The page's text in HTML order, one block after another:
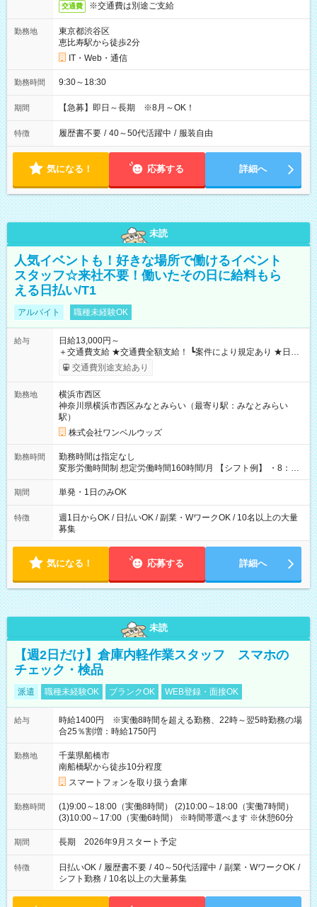
交通費 ※交通費は別途ご支給
勤務地
東京都渋谷区
恵比寿駅から徒歩2分
IT・Web・通信
勤務時間 9:30～18:30
期間 【急募】即日～長期 ※8月～OK！
特徴 履歴書不要 / 40～50代活躍中 / 服装自由
気になる！ 応募する 詳細へ
未読
人気イベントも！好きな場所で働けるイベント
スタッフ☆来社不要！働いたその日に給料もら
える日払い/T1
アルバイト 職種未経験OK
給与
日給13,000円～
＋交通費支給 ★交通費全額支給！ ┗案件により規定あり ★日払
いOK！（規定あり） ┗働いたその日に現金GET♪ お仕事後はコ
ンビニATMから 日払い分を引き落とせます！ 【試用期間】試
交通費別途支給あり
勤務地
横浜市西区
神奈川県横浜市西区みなとみらい（最寄り駅：みなとみらい
駅）
株式会社ワンベルウッズ
勤務時間
勤務時間は指定なし
変形労働時間制 想定労働時間160時間/月 【シフト例】 ・8：00
～21：00
期間 単発・1日のみOK
特徴
週1日からOK / 日払いOK / 副業・WワークOK / 10名以上の大量
募集
気になる！ 応募する 詳細へ
未読
【週2日だけ】倉庫内軽作業スタッフ スマホの
チェック・検品
派遣 職種未経験OK ブランクOK WEB登録・面接OK
給与
時給1400円 ※実働8時間を超える勤務、22時～翌5時勤務の場
合25％割増：時給1750円
勤務地
千葉県船橋市
南船橋駅から徒歩10分程度
スマートフォンを取り扱う倉庫
勤務時間
(1)9:00～18:00（実働8時間） (2)10:00～18:00（実働7時間）
(3)10:00～17:00（実働6時間） ※時間帯選べます ※休憩60分
期間 長期 2026年9月スタート予定
特徴 日払いOK / 履歴書不要 / 40～50代活躍中 / 副業・WワークOK /
シフト勤務 / 10名以上の大量募集